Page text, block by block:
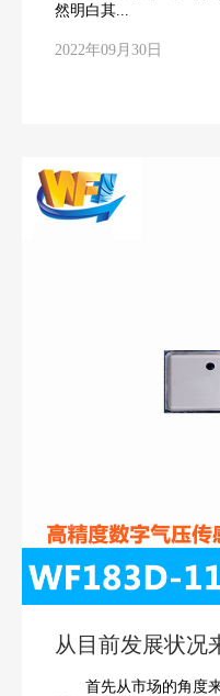
然明白其...
2022年09月30日
从目前发展状况
首先从市场的角度来